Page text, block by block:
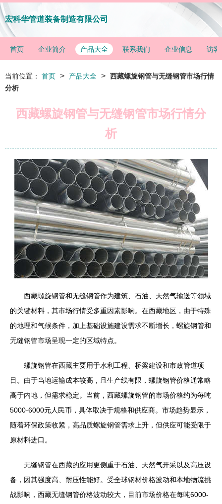
宏科华管道装备制造有限公司
首页 企业简介 产品大全 联系我们 企业信息 访客
当前位置： 首页 > 产品大全 > 西藏螺旋钢管与无缝钢管市场行情
分析
西藏螺旋钢管与无缝钢管市场行情分
析
西藏螺旋钢管和无缝钢管作为建筑、石油、天然气输送等领域
的关键材料，其市场行情受多重因素影响。在西藏地区，由于特殊
的地理和气候条件，加上基础设施建设需求不断增长，螺旋钢管和
无缝钢管市场呈现一定的区域特点。
螺旋钢管在西藏主要用于水利工程、桥梁建设和市政管道项
目。由于当地运输成本较高，且生产线有限，螺旋钢管价格通常略
高于内地，但需求稳定。当前，西藏螺旋钢管的市场价格约为每吨
5000-6000元人民币，具体取决于规格和供应商。市场趋势显示，
随着环保政策收紧，高品质螺旋钢管需求上升，但供应可能受限于
原材料进口。
无缝钢管在西藏的应用更侧重于石油、天然气开采以及高压设
备，因其强度高、耐压性能好。受全球钢材价格波动和本地物流挑
战影响，西藏无缝钢管价格波动较大，目前市场价格在每吨6000-